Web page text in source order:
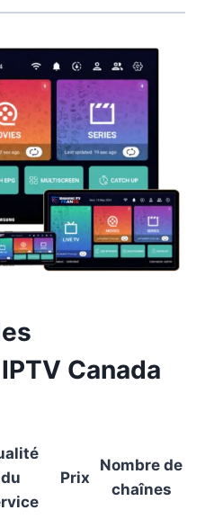
Canada
du
Prix
Nombre de
chaînes